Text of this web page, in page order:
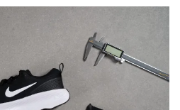
32.9 mm 33.1 mm